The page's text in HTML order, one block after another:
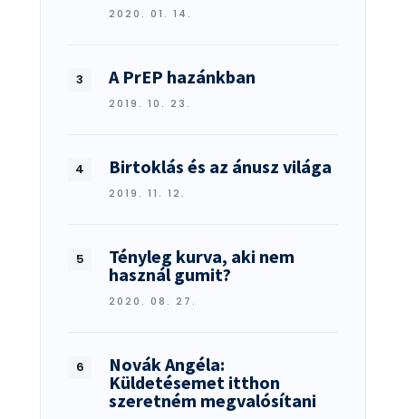
2020. 01. 14.
A PrEP hazánkban
2019. 10. 23.
Birtoklás és az ánusz világa
2019. 11. 12.
Tényleg kurva, aki nem
használ gumit?
2020. 08. 27.
Novák Angéla:
Küldetésemet itthon
szeretném megvalósítani